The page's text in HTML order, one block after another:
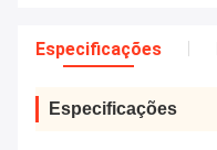
Especificações
Especificações